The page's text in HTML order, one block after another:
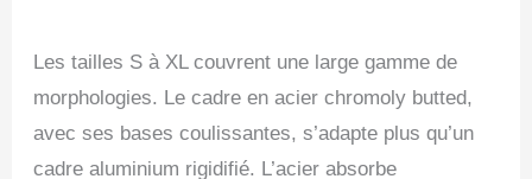
Les tailles S à XL couvrent une large gamme de
morphologies. Le cadre en acier chromoly butted,
avec ses bases coulissantes, s’adapte plus qu’un
cadre aluminium rigidifié. L’acier absorbe